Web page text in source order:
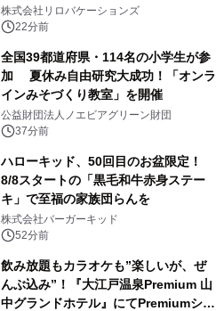
株式会社リロバケーションズ
22分前
全国39都道府県・114名の小学生が参
加 夏休み自由研究大成功！「オンラ
インみそづくり教室」を開催
公益財団法人ノエビアグリーン財団
37分前
ハローキッド、50回目のお盆限定！
8/8スタートの「黒毛和牛赤身ステー
キ」で至福の家族団らんを
株式会社バーガーキッド
52分前
飲み放題もカラオケも”楽しいが、ぜ
んぶ込み”！『大江戸温泉Premium 山
中グランドホテル』にてPremiumシリ